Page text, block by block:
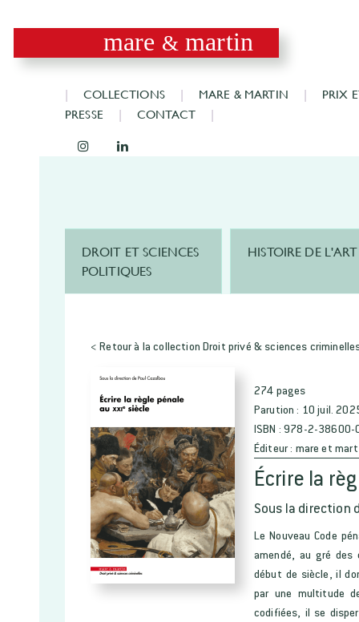
mare & martin
COLLECTIONS MARE & MARTIN
PRIX
PRESSE
CONTACT
DROIT ET SCIENCES
POLITIQUES
HISTOIRE DE L'ART
< Retour à la collection Droit privé & sciences
274 pages
Parution : 10 juil.
ISBN : 978-2-38600-
Éditeur : mare et
Écrire la
Sous la direction
Le Nouveau Code
amendé, au gré
début de siècle, il
par une multitude
codifiées, il se